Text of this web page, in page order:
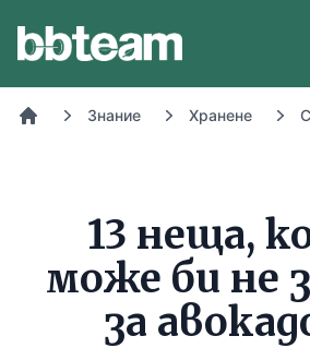
Знание Хранене
13 неща,
може би не
за